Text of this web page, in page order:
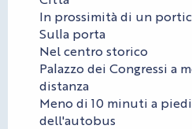
In prossimità di un
Sulla porta
Nel centro storico
Palazzo dei Congressi a
distanza
Meno di 10 minuti a
dell'autobus